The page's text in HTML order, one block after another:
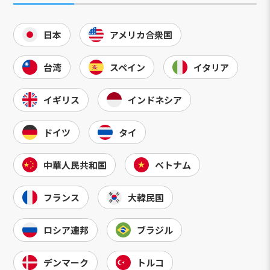
日本 アメリカ合衆国
台湾 スペイン イタリア
イギリス インドネシア
ドイツ タイ
中華人民共和国 ベトナム
フランス 大韓民国
ロシア連邦 ブラジル
デンマーク トルコ